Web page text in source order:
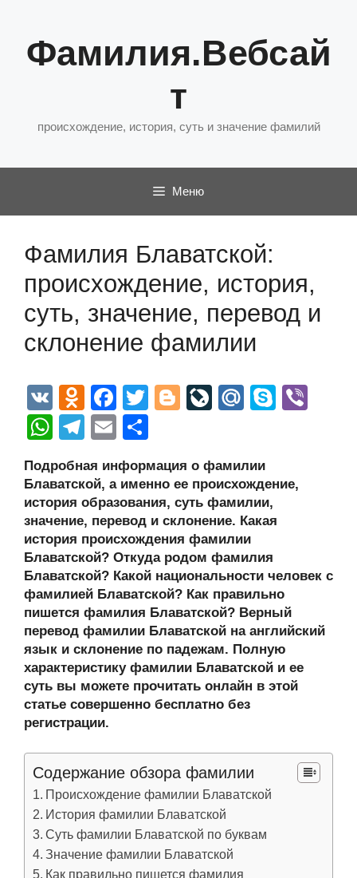
содержимому
Фамилия.Вебсай
т
происхождение, история, суть и значение фамилий
Меню
Фамилия Блаватской:
происхождение, история,
суть, значение, перевод и
склонение фамилии
V
K
O
d
n
o
kl
a
ss
ni
ki
F
a
c
e
b
o
o
k
T
er
Bl
g
er
Li
J
o
ur
n
al
M
u
S
e
W
at
s
A
p
p
T
e
gr
a
m
E
ail р
а
в
и
ть
Подробная информация о фамилии
Блаватской, а именно ее происхождение,
история образования, суть фамилии,
значение, перевод и склонение. Какая
история происхождения фамилии
Блаватской? Откуда родом фамилия
Блаватской? Какой национальности человек с
фамилией Блаватской? Как правильно
пишется фамилия Блаватской? Верный
перевод фамилии Блаватской на английский
язык и склонение по падежам. Полную
характеристику фамилии Блаватской и ее
суть вы можете прочитать онлайн в этой
статье совершенно бесплатно без
регистрации.
Содержание обзора фамилии
Происхождение фамилии Блаватской
История фамилии Блаватской
Суть фамилии Блаватской по буквам
Значение фамилии Блаватской
Как правильно пишется фамилия